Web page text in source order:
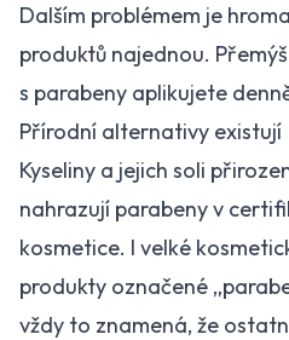
Dalším problémem je
produktů najednou.
s parabeny aplikujete
Přírodní alternativy existují
Kyseliny a jejich soli
nahrazují parabeny v
kosmetice. I velké
produkty označené
vždy to znamená, že